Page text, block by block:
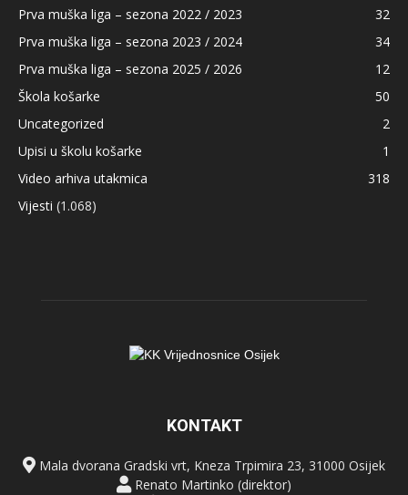
Prva muška liga – sezona 2022 / 2023
32
Prva muška liga – sezona 2023 / 2024
34
Prva muška liga – sezona 2025 / 2026
12
Škola košarke
50
Uncategorized
2
Upisi u školu košarke
1
Video arhiva utakmica
318
Vijesti (1.068)
KONTAKT
Mala dvorana Gradski vrt, Kneza Trpimira 23, 31000 Osijek
Renato Martinko (direktor)